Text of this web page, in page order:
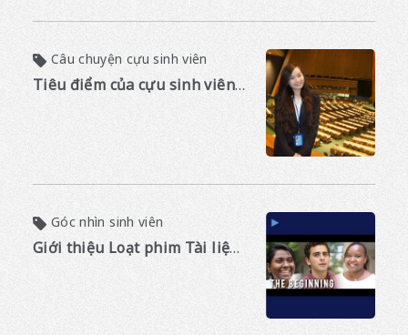
Câu chuyện cựu sinh viên
Tiêu điểm của cựu sinh viên: Vongvieng Saensathit
Góc nhìn sinh viên
Giới thiệu Loạt phim Tài liệu cuộc sống sinh viên APU: Phần 1 - 2015